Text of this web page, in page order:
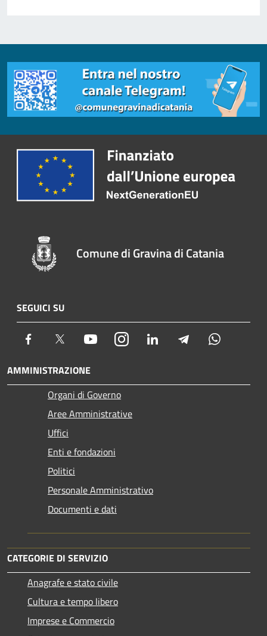
Comune di Gravina di Catania
SEGUICI SU
Facebook Twitter YoutubeInstagram LinkedIn Telegram
AMMINISTRAZIONE
Organi di Governo
Aree Amministrative
Uffici
Enti e fondazioni
Politici
Personale Amministrativo
Documenti e dati
CATEGORIE DI SERVIZIO
Anagrafe e stato civile
Cultura e tempo libero
Imprese e Commercio